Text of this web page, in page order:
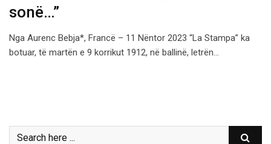
sonë…”
Nga Aurenc Bebja*, Francë – 11 Nëntor 2023 “La Stampa” ka
botuar, të martën e 9 korrikut 1912, në ballinë, letrën…